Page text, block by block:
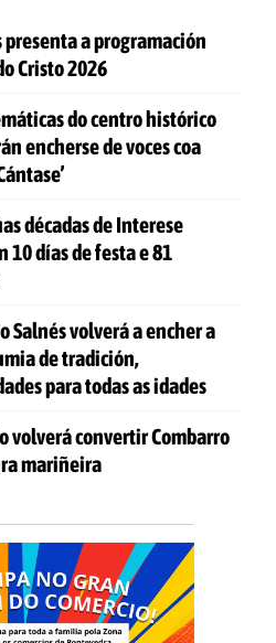
presenta a programación
Cristo 2026
do centro histórico
encherse de voces coa
décadas de Interese
10 días de festa e 81
Salnés volverá a encher a
de tradición,
para todas as idades
volverá convertir Combarro
mariñeira